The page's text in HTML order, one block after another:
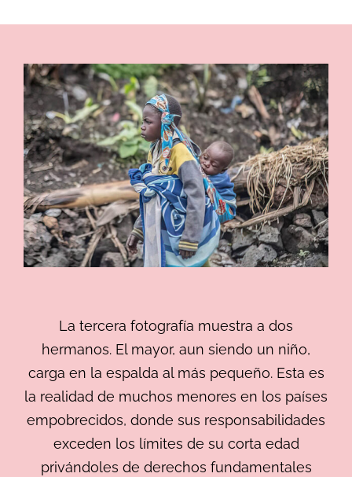
La tercera fotografía muestra a dos
hermanos. El mayor, aun siendo un niño,
carga en la espalda al más pequeño. Esta es
la realidad de muchos menores en los países
empobrecidos, donde sus responsabilidades
exceden los límites de su corta edad
privándoles de derechos fundamentales